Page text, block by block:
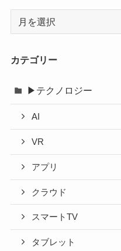
イ
カテゴリー
▶テクノロジー
AI
VR
アプリ
クラウド
スマートTV
タブレット